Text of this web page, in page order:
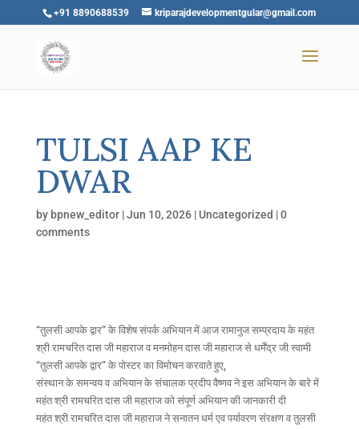
+91 8890688539 kriparajdevelopmentgular@gmail.com
TULSI AAP KE
DWAR
by bpnew_editor|Jun 10, 2026| Uncategorized |0
comments
“तुलसी आपके द्वार” के विशेष संपर्क अभियान में आज रामानुज सम्प्रदाय के महंत
श्री रामचरित दास जी महाराज व मनमोहन दास जी महाराज से धर्मेंद्र जी स्वामी
“तुलसी आपके द्वार” के पोस्टर का विमोचन करवाते हुए,
संस्थान के समन्वय व अभियान के संचालक प्रदीप वैष्णव ने इस अभियान के बारे में
महंत श्री रामचरित दास जी महाराज को संपूर्ण अभियान की जानकारी दी
महंत श्री रामचरित दास जी महाराज ने सनातन धर्म एव पर्यावरण संरक्षण व तुलसी